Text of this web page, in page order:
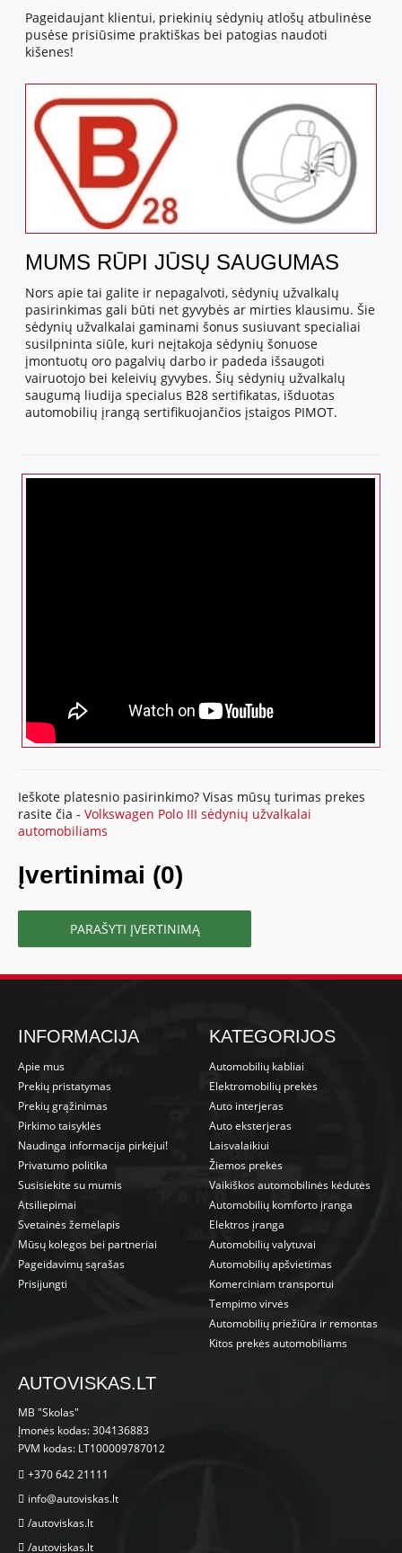
Pageidaujant klientui, priekinių sėdynių atlošų atbulinėse
pusėse prisiūsime praktiškas bei patogias naudoti
kišenes!
MUMS RŪPI JŪSŲ SAUGUMAS
Nors apie tai galite ir nepagalvoti, sėdynių užvalkalų
pasirinkimas gali būti net gyvybės ar mirties klausimu. Šie
sėdynių užvalkalai gaminami šonus susiuvant specialiai
susilpninta siūle, kuri neįtakoja sėdynių šonuose
įmontuotų oro pagalvių darbo ir padeda išsaugoti
vairuotojo bei keleivių gyvybes. Šių sėdynių užvalkalų
saugumą liudija specialus B28 sertifikatas, išduotas
automobilių įrangą sertifikuojančios įstaigos PIMOT.
Ieškote platesnio pasirinkimo? Visas mūsų turimas prekes
rasite čia -Volkswagen Polo III sėdynių užvalkalai
automobiliams
Įvertinimai (0)
PARAŠYTI ĮVERTINIMĄ
INFORMACIJA
Apie mus
Prekių pristatymas
Prekių grąžinimas
Pirkimo taisyklės
Naudinga informacija pirkėjui!
Privatumo politika
Susisiekite su mumis
Atsiliepimai
Svetainės žemėlapis
Mūsų kolegos bei partneriai
Pageidavimų sąrašas
Prisijungti
KATEGORIJOS
Automobilių kabliai
Elektromobilių prekės
Auto interjeras
Auto eksterjeras
Laisvalaikiui
Žiemos prekės
Vaikiškos automobilinės kėdutės
Automobilių komforto įranga
Elektros įranga
Automobilių valytuvai
Automobilių apšvietimas
Komerciniam transportui
Tempimo virvės
Automobilių priežiūra ir remontas
Kitos prekės automobiliams
AUTOVISKAS.LT
MB "Skolas"
Įmonės kodas: 304136883
PVM kodas: LT100009787012
+370 642 21111
info@autoviskas.lt
/autoviskas.lt
/autoviskas.lt